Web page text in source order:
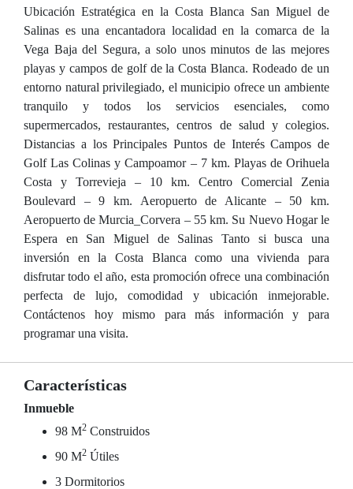
Ubicación Estratégica en la Costa Blanca San Miguel de
Salinas es una encantadora localidad en la comarca de la
Vega Baja del Segura, a solo unos minutos de las mejores
playas y campos de golf de la Costa Blanca. Rodeado de un
entorno natural privilegiado, el municipio ofrece un ambiente
tranquilo y todos los servicios esenciales, como
supermercados, restaurantes, centros de salud y colegios.
Distancias a los Principales Puntos de Interés Campos de
Golf Las Colinas y Campoamor – 7 km. Playas de Orihuela
Costa y Torrevieja – 10 km. Centro Comercial Zenia
Boulevard – 9 km. Aeropuerto de Alicante – 50 km.
Aeropuerto de Murcia_Corvera – 55 km. Su Nuevo Hogar le
Espera en San Miguel de Salinas Tanto si busca una
inversión en la Costa Blanca como una vivienda para
disfrutar todo el año, esta promoción ofrece una combinación
perfecta de lujo, comodidad y ubicación inmejorable.
Contáctenos hoy mismo para más información y para
programar una visita.
Características
Inmueble
98 M2 Construidos
90 M2 Útiles
3 Dormitorios